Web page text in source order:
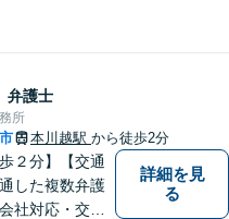
弁護士
所
本川越駅 から徒歩2分
２分】【交通
した複数弁護
社対応・交
詳細を見
る